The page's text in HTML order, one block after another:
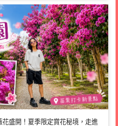
盛開！夏季限定賞花秘境，走進